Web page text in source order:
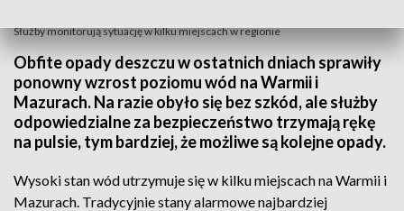
Służby monitorują sytuację w kilku miejscach w regionie
Obfite opady deszczu w ostatnich dniach sprawiły
ponowny wzrost poziomu wód na Warmii i
Mazurach. Na razie obyło się bez szkód, ale służby
odpowiedzialne za bezpieczeństwo trzymają rękę
na pulsie, tym bardziej, że możliwe są kolejne opady.
Wysoki stan wód utrzymuje się w kilku miejscach na Warmii i
Mazurach. Tradycyjnie stany alarmowe najbardziej